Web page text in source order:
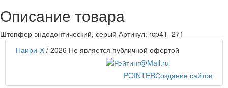
Описание товара
Штопфер эндодонтический, серый Артикул: rcp41_271
Наири-Х / 2026 Не является публичной офертой
POINTERСоздание сайтов